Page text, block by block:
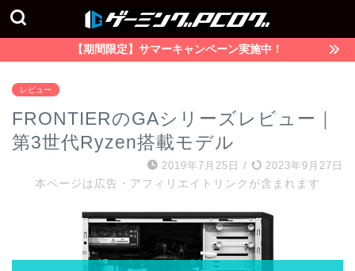
【期間限定】サマーキャンペーン実施中！
レビュー
FRONTIERのGAシリーズレビュー｜
第3世代Ryzen搭載モデル
2019年7月25日 /
2023年9月27日
本ページは広告・アフィリエイトリンクが含まれます